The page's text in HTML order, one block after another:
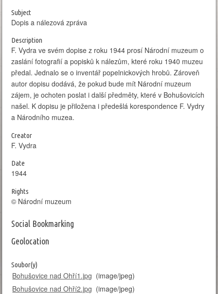
Subject
Dopis a nálezová zpráva
Description
F. Vydra ve svém dopise z roku 1944 prosí Národní muzeum o
zaslání fotografií a popisků k nálezům, které roku 1940 muzeu
předal. Jednalo se o inventář popelnickových hrobů. Zároveň
autor dopisu dodává, že pokud bude mít Národní muzeum
zájem, je ochoten poslat i další předměty, které v Bohušovicích
našel. K dopisu je přiložena i předešlá korespondence F. Vydry
a Národního muzea.
Creator
F. Vydra
Date
1944
Rights
© Národní muzeum
Social Bookmarking
Geolocation
+
−
Leaflet| Map data: ©
Soubor(y)
Bohušovice nad Ohří1.jpg (image/jpeg)
Bohušovice nad Ohří2.jpg (image/jpeg)